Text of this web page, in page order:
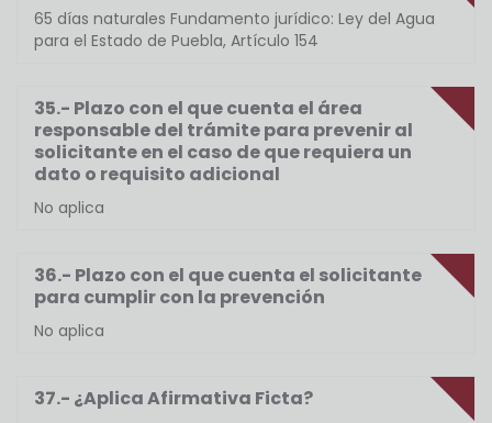
65 días naturales Fundamento jurídico: Ley del Agua
para el Estado de Puebla, Artículo 154
35.- Plazo con el que cuenta el área
responsable del trámite para prevenir al
solicitante en el caso de que requiera un
dato o requisito adicional
No aplica
36.- Plazo con el que cuenta el solicitante
para cumplir con la prevención
No aplica
37.- ¿Aplica Afirmativa Ficta?